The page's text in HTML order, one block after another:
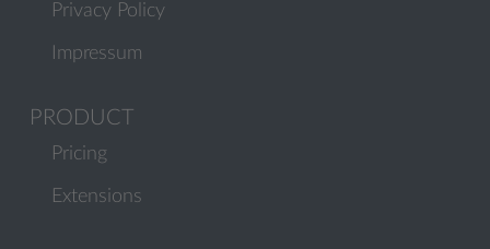
Privacy Policy
Impressum
PRODUCT
Pricing
Extensions